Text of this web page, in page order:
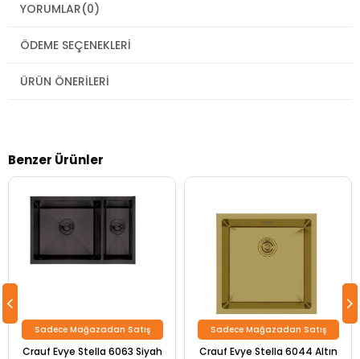
YORUMLAR(0)
ÖDEME SEÇENEKLERI
ÜRÜN ÖNERILERI
Benzer Ürünler
Crauf Evye Stella 6063 Siyah
Sadece Mağazadan Satış
Crauf Evye Stella 6044 Altın
Sadece Mağazadan Satış